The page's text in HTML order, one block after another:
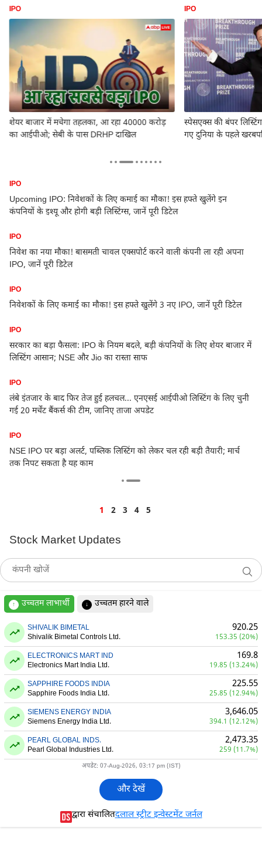
IPO
शेयर बाजार में मचेगा तहलका, आ रहा 40000 करोड़
का आईपीओ; सेबी के पास DRHP दाखिल
IPO
स्पेसएक्स की बंपर
गए दुनिया के पहले
IPO
Upcoming IPO: निवेशकों के लिए कमाई का मौका! इस हफ्ते खुलेंगे इन
कंपनियों के इश्यू और होगी बड़ी लिस्टिंग्स, जानें पूरी डिटेल
IPO
निवेश का नया मौका! बासमती चावल एक्सपोर्ट करने वाली कंपनी ला रही अपना
IPO, जानें पूरी डिटेल
IPO
निवेशकों के लिए कमाई का मौका! इस हफ्ते खुलेंगे 3 नए IPO, जानें पूरी डिटेल
IPO
सरकार का बड़ा फैसला: IPO के नियम बदले, बड़ी कंपनियों के लिए शेयर बाजार में
लिस्टिंग आसान; NSE और Jio का रास्ता साफ
IPO
लंबे इंतजार के बाद फिर तेज हुई हलचल... एनएसई आईपीओ लिस्टिंग के लिए चुनी
गई 20 मर्चेंट बैंकर्स की टीम, जानिए ताजा अपडेट
IPO
NSE IPO पर बड़ा अलर्ट, पब्लिक लिस्टिंग को लेकर चल रही बड़ी तैयारी; मार्च
तक निपट सकता है यह काम
1 2 3 4 5
Stock Market Updates
↑ उच्चतम लाभार्थी ↓ उच्चतम हारने वाले
SHIVALIK BIMETAL
Shivalik Bimetal Controls Ltd.
920.25
153.35 (20%)
ELECTRONICS MART IND
Electronics Mart India Ltd.
169.8
19.85 (13.24%)
SAPPHIRE FOODS INDIA
Sapphire Foods India Ltd.
225.55
25.85 (12.94%)
SIEMENS ENERGY INDIA
Siemens Energy India Ltd.
3,646.05
394.1 (12.12%)
PEARL GLOBAL INDS.
Pearl Global Industries Ltd.
2,473.35
259 (11.7%)
अपडेट: 07-Aug-2026, 03:17 pm (IST)
और देखें
द्वारा संचालितदलाल स्ट्रीट इन्वेस्टमेंट जर्नल